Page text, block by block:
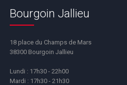
Bourgoin Jallieu
18 place du Champs de Mars
38300 Bourgoin Jallieu
Lundi : 17h30 - 22h00
Mardi : 17h30 - 21h30